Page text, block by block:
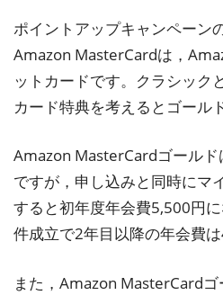
ポイントアップキャンペーン
Amazon MasterCardは，
ットカードです。クラシック
カード特典を考えるとゴール
Amazon MasterCardゴール
ですが，申し込みと同時にマ
すると初年度年会費5,500円
件成立で2年目以降の年会費は
また，Amazon MasterCard